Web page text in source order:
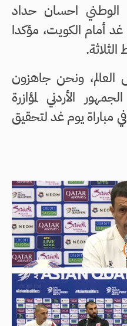
الوطني احسان حداد
غد أمام الكويت، مؤكدا
ونحن جاهزون
الأردني لمؤازرة
مباراة يوم غد لتحقيق